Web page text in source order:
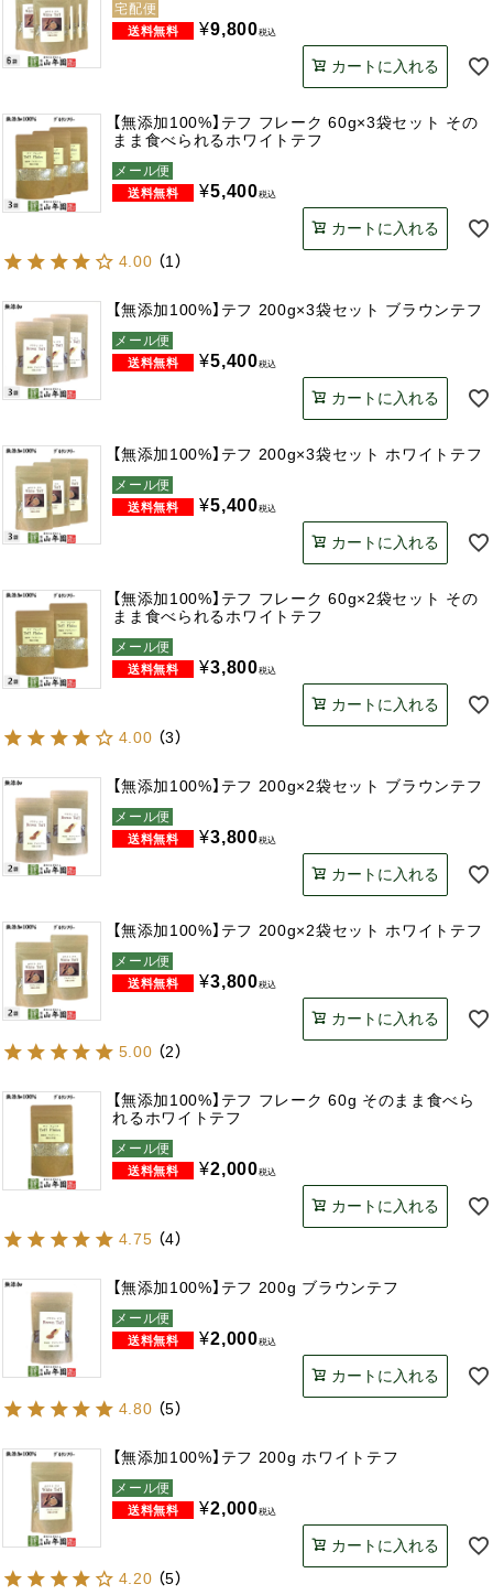
宅配便
¥9,800税込
カートに入れる
【無添加100%】テフ フレーク 60g×3袋セット その
まま食べられるホワイトテフ
メール便
¥5,400税込
カートに入れる
4.00 （1）
【無添加100%】テフ 200g×3袋セット ブラウンテフ
メール便
¥5,400税込
カートに入れる
【無添加100%】テフ 200g×3袋セット ホワイトテフ
メール便
¥5,400税込
カートに入れる
【無添加100%】テフ フレーク 60g×2袋セット その
まま食べられるホワイトテフ
メール便
¥3,800税込
カートに入れる
4.00 （3）
【無添加100%】テフ 200g×2袋セット ブラウンテフ
メール便
¥3,800税込
カートに入れる
【無添加100%】テフ 200g×2袋セット ホワイトテフ
メール便
¥3,800税込
カートに入れる
5.00 （2）
【無添加100%】テフ フレーク 60g そのまま食べら
れるホワイトテフ
メール便
¥2,000税込
カートに入れる
4.75 （4）
【無添加100%】テフ 200g ブラウンテフ
メール便
¥2,000税込
カートに入れる
4.80 （5）
【無添加100%】テフ 200g ホワイトテフ
メール便
¥2,000税込
カートに入れる
4.20 （5）